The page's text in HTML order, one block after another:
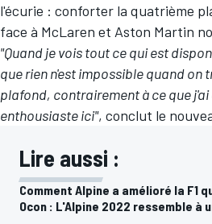
l'écurie : conforter la quatrième
face à McLaren et Aston Martin
"Quand je vois tout ce qui est
que rien n'est impossible quand on
plafond, contrairement à ce que
enthousiaste ici", conclut le
Lire aussi :
Comment Alpine a amélioré la F1
Ocon : L'Alpine 2022 ressemble